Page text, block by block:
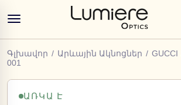
Գլխավոր / Արևային Ակնոցներ / GUCCI
001
ԱՌԿԱ Է